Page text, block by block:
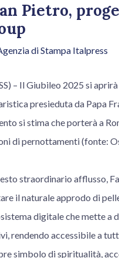
Pietro,
di Stampa Italpress
– Il Giubileo 2025 si
presieduta da Papa
si stima che porterà a
di pernottamenti (fonte:
straordinario afflusso,
il naturale approdo di
digitale che mette
rendendo accessibile a
simbolo di spiritualità,